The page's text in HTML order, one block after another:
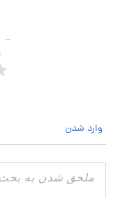
وارد شدن